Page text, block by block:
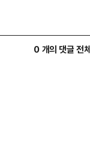
0 개의 댓글 전